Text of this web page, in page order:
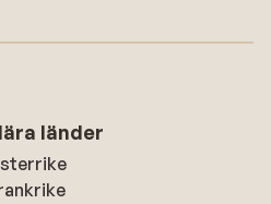
länder